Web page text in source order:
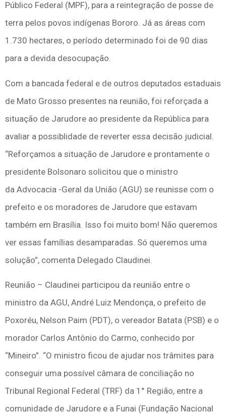
Público Federal (MPF), para a reintegração de posse de
terra pelos povos indígenas Bororo. Já as áreas com
1.730 hectares, o período determinado foi de 90 dias
para a devida desocupação.
Com a bancada federal e de outros deputados estaduais
de Mato Grosso presentes na reunião, foi reforçada a
situação de Jarudore ao presidente da República para
avaliar a possiblidade de reverter essa decisão judicial.
“Reforçamos a situação de Jarudore e prontamente o
presidente Bolsonaro solicitou que o ministro
da Advocacia -Geral da União (AGU) se reunisse com o
prefeito e os moradores de Jarudore que estavam
também em Brasília. Isso foi muito bom! Não queremos
ver essas famílias desamparadas. Só queremos uma
solução”, comenta Delegado Claudinei.
Reunião – Claudinei participou da reunião entre o
ministro da AGU, André Luiz Mendonça, o prefeito de
Poxoréu, Nelson Paim (PDT), o vereador Batata (PSB) e o
morador Carlos Antônio do Carmo, conhecido por
“Mineiro”. “O ministro ficou de ajudar nos trâmites para
conseguir uma possível câmara de conciliação no
Tribunal Regional Federal (TRF) da 1° Região, entre a
comunidade de Jarudore e a Funai (Fundação Nacional